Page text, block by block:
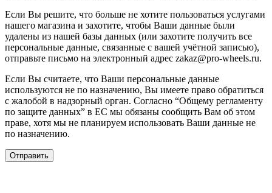
Если Вы решите, что больше не хотите пользоваться услугами
нашего магазина и захотите, чтобы Ваши данные были
удалены из нашей базы данных (или захотите получить все
персональные данные, связанные с вашей учётной записью),
отправьте письмо на электронный адрес zakaz@pro-wheels.ru.
Если Вы считаете, что Ваши персональные данные
используются не по назначению, Вы имеете право обратиться
с жалобой в надзорный орган. Согласно “Общему регламенту
по защите данных” в ЕС мы обязаны сообщить Вам об этом
праве, хотя мы не планируем использовать Ваши данные не
по назначению.
Отправить